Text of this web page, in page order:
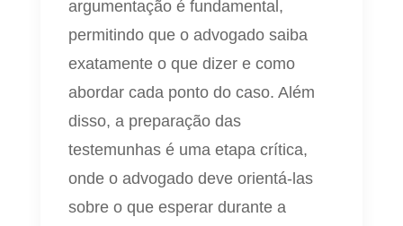
argumentação é fundamental,
permitindo que o advogado saiba
exatamente o que dizer e como
abordar cada ponto do caso. Além
disso, a preparação das
testemunhas é uma etapa crítica,
onde o advogado deve orientá-las
sobre o que esperar durante a